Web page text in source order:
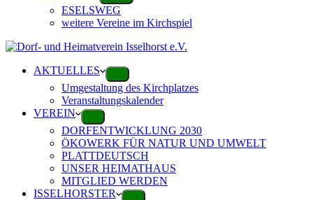
ESELSWEG
weitere Vereine im Kirchspiel
AKTUELLES
Umgestaltung des Kirchplatzes
Veranstaltungskalender
VEREIN
DORFENTWICKLUNG 2030
ÖKOWERK FÜR NATUR UND UMWELT
PLATTDEUTSCH
UNSER HEIMATHAUS
MITGLIED WERDEN
ISSELHORSTER